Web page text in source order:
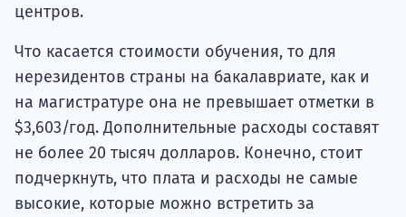
центров.
Что касается стоимости обучения, то для
нерезидентов страны на бакалавриате, как и
на магистратуре она не превышает отметки в
$3,603/год. Дополнительные расходы составят
не более 20 тысяч долларов. Конечно, стоит
подчеркнуть, что плата и расходы не самые
высокие, которые можно встретить за